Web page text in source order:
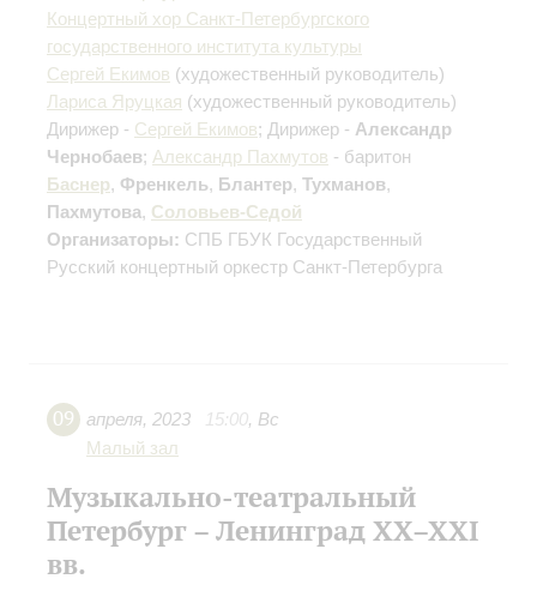
Концертный хор Санкт-Петербургского
государственного института культуры
Сергей Екимов (художественный руководитель)
Лариса Яруцкая (художественный руководитель)
Дирижер - Сергей Екимов; Дирижер - Александр
Чернобаев; Александр Пахмутов - баритон
Баснер, Френкель, Блантер, Тухманов,
Пахмутова, Соловьев-Седой
Организаторы: СПБ ГБУК Государственный
Русский концертный оркестр Санкт-Петербурга
09 апреля, 2023 15:00, Вс
Малый зал
Музыкально-театральный
Петербург – Ленинград XX–XXI
вв.